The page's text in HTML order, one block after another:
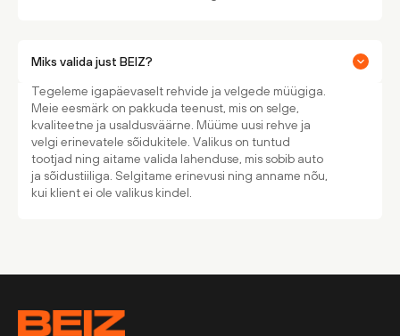
Miks valida just BEIZ?
Tegeleme igapäevaselt rehvide ja velgede müügiga.
Meie eesmärk on pakkuda teenust, mis on selge,
kvaliteetne ja usaldusväärne. Müüme uusi rehve ja
velgi erinevatele sõidukitele. Valikus on tuntud
tootjad ning aitame valida lahenduse, mis sobib auto
ja sõidustiiliga. Selgitame erinevusi ning anname nõu,
kui klient ei ole valikus kindel.